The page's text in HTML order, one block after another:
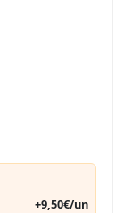
+9,50€/un